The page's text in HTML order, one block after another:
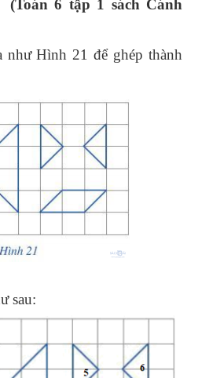
6 tập 1 sách Cánh
như Hình 21 để ghép thành
sau: